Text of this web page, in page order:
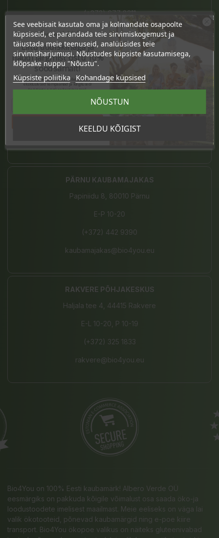
(+372) 677 8211
info@bio4you.eu
Riia 2, 51004 Tartu
E-L 10-21, P 10-19
(+372) 680 7787
PÄRNU KAUBAMAJAKAS
Papiniidu 8, 80010 Pärnu
E-P 10-20
(+372) 442 9390
kaubamajakas@bio4you.eu
RAKVERE PÕHJAKESKUS
Haljala tee 4, 44415 Rakvere
E-L 10-20, P 10-19
(+372) 325 1833
rakvere@bio4you.eu
Bio4You on 100% Eesti kaubamärk! Albero Verde OÜ
eesmärgiks on pakkuda kõigile võimalust osa saada öko-ja
loodustoodete imelisest maailmast. Meie eeliseks on väga lai
valik ökotooteid, põnevad kaubamärgid ning e-poe kiire
transport. Bio4You ökopoe valikus on näiteks gluteenivabad
See veebisait kasutab oma ja kolmandate osapoolte
küpsiseid, et parandada teie sirvimiskogemust ja
täiustada meie teenuseid, analüüsides teie
sirvimisharjumusi. Nõustudes küpsiste kasutamisega,
klõpsake nuppu "Nõustu".
Küpsiste poliitika Kohandage küpsised
KEELDU KÕIGIST
NÕUSTUN
Ära veel lahku!
Liitu uudiskirjaga ja
naudi järgmist ostu 10%
soodsamalt!
Sind ootavad spetsiaalsed allahindlused,
eksklusiivsed kampaaniad ja kingitused!
Registreeru e-maili aadressiga ja saad